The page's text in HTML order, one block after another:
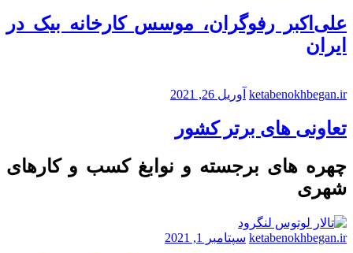
علی‌اکبر رفوگران، موسس کارخانه بیک در
ایران
ketabenokhbegan.ir آوریل 26, 2021
تعاونی های برتر کشور
چهره های برجسته و نوابغ کسب و کارهای
شهری
ketabenokhbegan.ir سپتامبر 1, 2021